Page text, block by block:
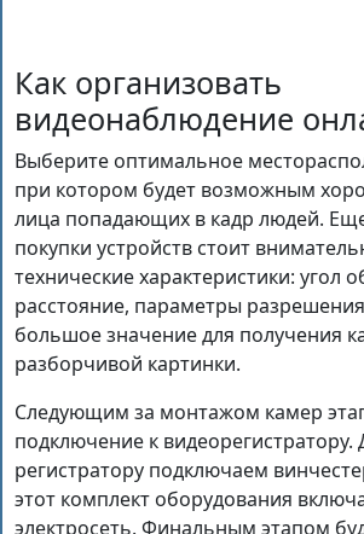
Как организовать
видеонаблюдение
Выберите оптимальное
при котором будет возможным
лица попадающих в кадр людей.
покупки устройств стоит
технические характеристики: угол
расстояние, параметры
большое значение для получения
разборчивой картинки.
Следующим за монтажом камер
подключение к видеорегистратору.
регистратору подключаем
этот комплект оборудования
электросеть. Финальным этапом